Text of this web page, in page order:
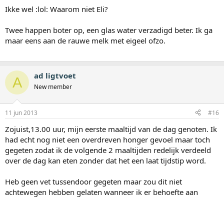
Ikke wel :lol: Waarom niet Eli?
Twee happen boter op, een glas water verzadigd beter. Ik ga
maar eens aan de rauwe melk met eigeel ofzo.
A ad ligtvoet
New member
11 jun 2013 #16
Zojuist,13.00 uur, mijn eerste maaltijd van de dag genoten. Ik
had echt nog niet een overdreven honger gevoel maar toch
gegeten zodat ik de volgende 2 maaltijden redelijk verdeeld
over de dag kan eten zonder dat het een laat tijdstip word.
Heb geen vet tussendoor gegeten maar zou dit niet
achtewegen hebben gelaten wanneer ik er behoefte aan